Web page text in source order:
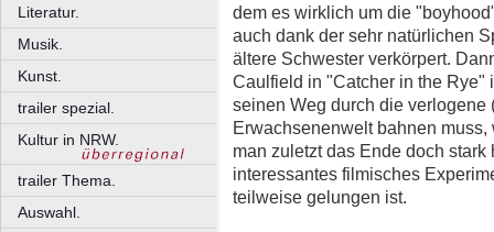
Literatur.
Musik.
Kunst.
trailer spezial.
Kultur in NRW.
trailer Thema.
Auswahl.
dem es wirklich um die
auch dank der sehr natürlichen
ältere Schwester verkörpert.
Caulfield in "Catcher in the Rye"
seinen Weg durch die
Erwachsenenwelt bahnen
man zuletzt das Ende doch
interessantes filmisches
teilweise gelungen ist.